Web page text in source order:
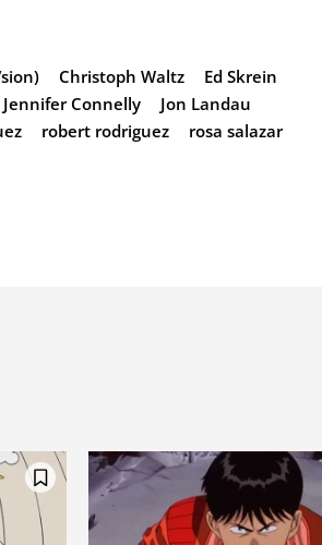
Christoph Waltz
Ed Skrein
Jennifer Connelly
Jon Landau
robert rodriguez
rosa salazar